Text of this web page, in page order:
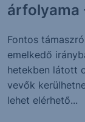
árfolyama
Fontos
emelkedő
hetekben látott
vevők
lehet elérhető...